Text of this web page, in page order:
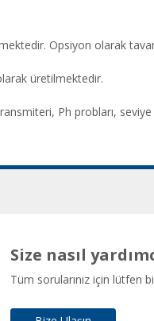
Opsiyon olarak
üretilmektedir.
Ph probları,
Size nasıl
Tüm sorularınız için lütfen